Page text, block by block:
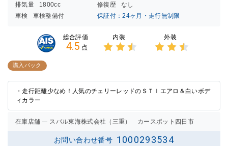
排気量
1800cc 修復歴
なし
車検
車検整備付 保証付：24ヶ月・走行無制限
総合評価
4.5 点
内装 外装
購入パック
・走行距離少なめ！人気のチェリーレッドのＳＴＩエアロ＆白いボデ
ィカラー
在庫店舗 スバル東海株式会社（三重） カースポット四日市
お問い合わせ番号 1000293534